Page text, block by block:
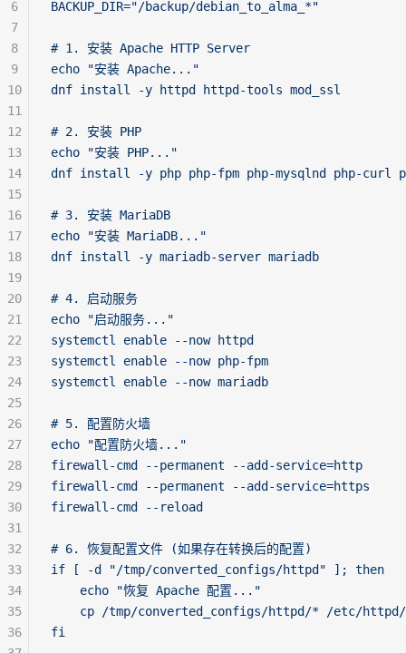
BACKUP_DIR="/backup/debian_to_alma_*"
# 1. 安装 Apache HTTP Server
echo "安装 Apache..."
dnf install -y httpd httpd-tools mod_ssl
# 2. 安装 PHP
echo "安装 PHP..."
dnf install -y php php-fpm php-mysqlnd php-curl
# 3. 安装 MariaDB
echo "安装 MariaDB..."
dnf install -y mariadb-server mariadb
# 4. 启动服务
echo "启动服务..."
systemctl enable --now httpd
systemctl enable --now php-fpm
systemctl enable --now mariadb
# 5. 配置防火墙
echo "配置防火墙..."
firewall-cmd --permanent --add-service=http
firewall-cmd --permanent --add-service=https
firewall-cmd --reload
# 6. 恢复配置文件 (如果存在转换后的配置)
if [ -d "/tmp/converted_configs/httpd" ]; then
    echo "恢复 Apache 配置..."
cp /tmp/converted_configs/httpd/* /etc/
fi
6
7
8
9
10
11
12
13
14
15
16
17
18
19
20
21
22
23
24
25
26
27
28
29
30
31
32
33
34
35
36